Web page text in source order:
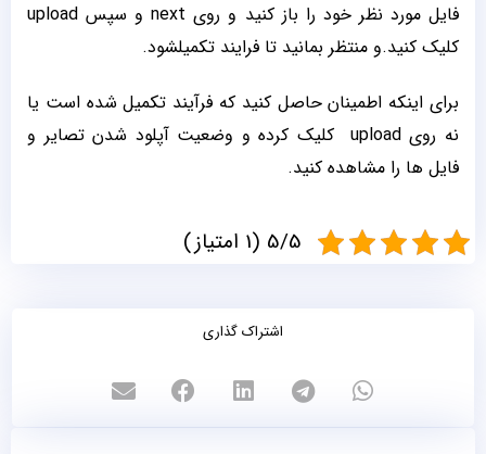
فایل مورد نظر خود را باز کنید و روی next و سپس upload
کلیک کنید.و منتظر بمانید تا فرایند تکمیلشود.
برای اینکه اطمینان حاصل کنید که فرآیند تکمیل شده است یا
نه روی upload کلیک کرده و وضعیت آپلود شدن تصایر و
فایل ها را مشاهده کنید.
5/5 (1 امتیاز)
اشتراک گذاری